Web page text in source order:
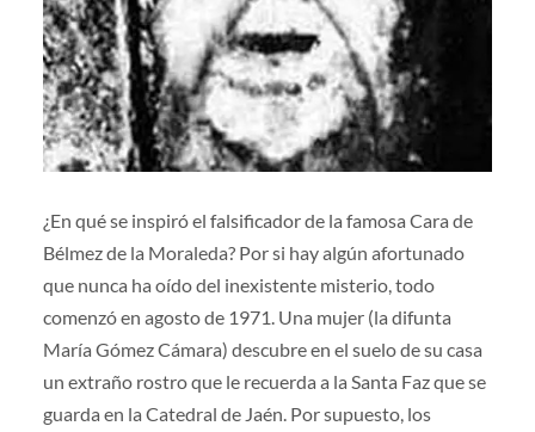
¿En qué se inspiró el falsificador de la famosa Cara de
Bélmez de la Moraleda? Por si hay algún afortunado
que nunca ha oído del inexistente misterio, todo
comenzó en agosto de 1971. Una mujer (la difunta
María Gómez Cámara) descubre en el suelo de su casa
un extraño rostro que le recuerda a la Santa Faz que se
guarda en la Catedral de Jaén. Por supuesto, los